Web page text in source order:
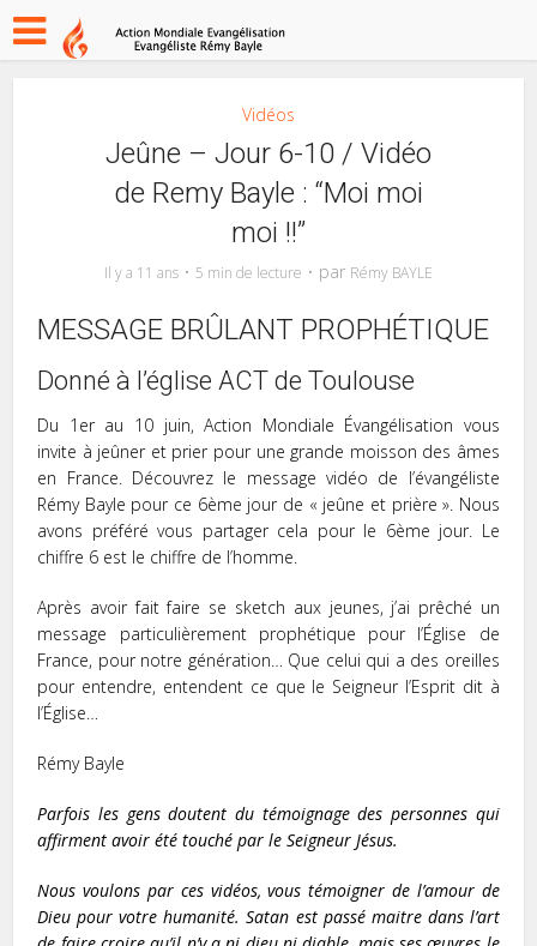
Vidéos
Jeûne – Jour 6-10 / Vidéo
de Remy Bayle : “Moi moi
moi !!”
Il y a 11 ans 5 min de lecture par Rémy BAYLE
MESSAGE BRÛLANT PROPHÉTIQUE
Donné à l’église ACT de Toulouse
Du 1er au 10 juin, Action Mondiale Évangélisation vous
invite à jeûner et prier pour une grande moisson des âmes
en France. Découvrez le message vidéo de l’évangéliste
Rémy Bayle pour ce 6ème jour de « jeûne et prière ». Nous
avons préféré vous partager cela pour le 6ème jour. Le
chiffre 6 est le chiffre de l’homme.
Après avoir fait faire se sketch aux jeunes, j’ai prêché un
message particulièrement prophétique pour l’Église de
France, pour notre génération… Que celui qui a des oreilles
pour entendre, entendent ce que le Seigneur l’Esprit dit à
l’Église…
Rémy Bayle
Parfois les gens doutent du témoignage des personnes qui
affirment avoir été touché par le Seigneur Jésus.
Nous voulons par ces vidéos, vous témoigner de l’amour de
Dieu pour votre humanité. Satan est passé maitre dans l’art